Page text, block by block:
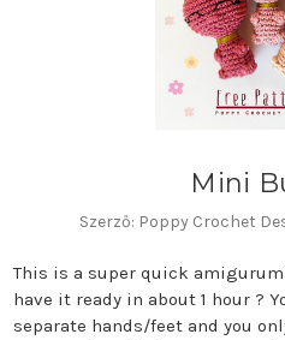
Mini
Szerző: Poppy Crochet
This is a super quick
have it ready in about 1 hour ?
separate hands/feet and you